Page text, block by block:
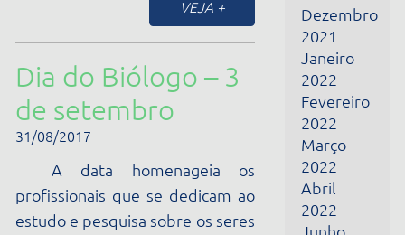
origem, sua estrutura, sua
VEJA +
Este ano, o Dia dos
Pais será em 13 de
agosto!
01/08/2017
Julho
2022
Fevereiro
2024
Março
2024
Abril
2024
Maio
2024
Junho